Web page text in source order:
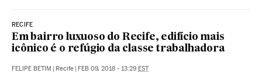
RECIFE
Em bairro luxuoso do Recife, edifício mais
icônico é o refúgio da classe trabalhadora
FELIPE BETIM | Recife | FEB 09, 2018 - 13:29 EST